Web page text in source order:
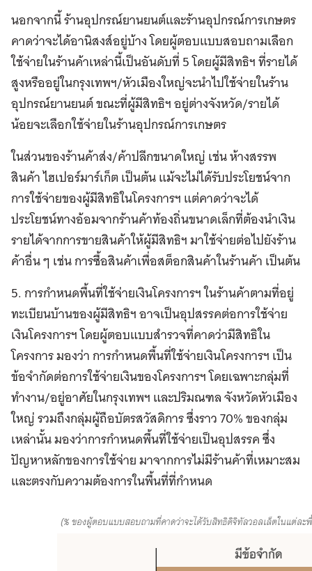
นอกจากนี้ ร้านอุปกรณ์ยานยนต์และร้านอุปกรณ์การเกษตร
คาดว่าจะได้อานิสงส์อยู่บ้าง โดยผู้ตอบแบบสอบถามเลือก
ใช้จ่ายในร้านค้าเหล่านี้เป็นอันดับที่ 5 โดยผู้มีสิทธิฯ ที่รายได้
สูงหรืออยู่ในกรุงเทพฯ/หัวเมืองใหญ่จะนำไปใช้จ่ายในร้าน
อุปกรณ์ยานยนต์ ขณะที่ผู้มีสิทธิฯ อยู่ต่างจังหวัด/รายได้
น้อยจะเลือกใช้จ่ายในร้านอุปกรณ์การเกษตร
ในส่วนของร้านค้าส่ง/ค้าปลีกขนาดใหญ่ เช่น ห้างสรรพ
สินค้า ไฮเปอร์มาร์เก็ต เป็นต้น แม้จะไม่ได้รับประโยชน์จาก
การใช้จ่ายของผู้มีสิทธิในโครงการฯ แต่คาดว่าจะได้
ประโยชน์ทางอ้อมจากร้านค้าท้องถิ่นขนาดเล็กที่ต้องนำเงิน
รายได้จากการขายสินค้าให้ผู้มีสิทธิฯ มาใช้จ่ายต่อไปยังร้าน
ค้าอื่น ๆ เช่น การซื้อสินค้าเพื่อสต็อกสินค้าในร้านค้า เป็นต้น
5. การกำหนดพื้นที่ใช้จ่ายเงินโครงการฯ ในร้านค้าตามที่อยู่
ทะเบียนบ้านของผู้มีสิทธิฯ อาจเป็นอุปสรรคต่อการใช้จ่าย
เงินโครงการฯ โดยผู้ตอบแบบสำรวจที่คาดว่ามีสิทธิใน
โครงการ มองว่า การกำหนดพื้นที่ใช้จ่ายเงินโครงการฯ เป็น
ข้อจำกัดต่อการใช้จ่ายเงินของโครงการฯ โดยเฉพาะกลุ่มที่
ทำงาน/อยู่อาศัยในกรุงเทพฯ และปริมณฑล จังหวัดหัวเมือง
ใหญ่ รวมถึงกลุ่มผู้ถือบัตรสวัสดิการ ซึ่งราว 70% ของกลุ่ม
เหล่านั้น มองว่าการกำหนดพื้นที่ใช้จ่ายเป็นอุปสรรค ซึ่ง
ปัญหาหลักของการใช้จ่าย มาจากการไม่มีร้านค้าที่เหมาะสม
และตรงกับความต้องการในพื้นที่ที่กำหนด